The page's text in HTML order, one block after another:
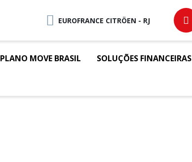
EUROFRANCE CITRÖEN - RJ
PLANO MOVE BRASIL
SOLUÇÕES FINANCEIRAS